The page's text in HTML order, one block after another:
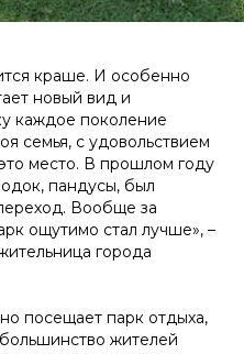
краше. И особенно
новый вид и
каждое поколение
семья, с удовольствием
место. В прошлом году
пандусы, был
Вообще за
ощутимо стал лучше», –
города
посещает парк отдыха,
жителей